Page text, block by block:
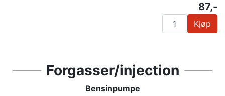
87,-
Kjøp
Forgasser/injection
Bensinpumpe